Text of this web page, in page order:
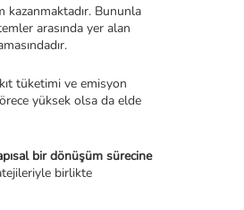
kazanmaktadır. Bununla
arasında yer alan
tüketimi ve emisyon
yüksek olsa da elde
bir dönüşüm sürecine
birlikte